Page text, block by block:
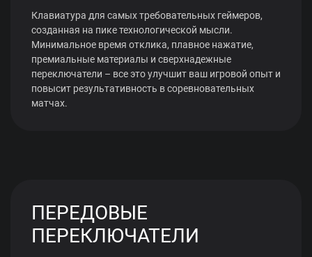
Клавиатура для самых требовательных геймеров,
созданная на пике технологической мысли.
Минимальное время отклика, плавное нажатие,
премиальные материалы и сверхнадежные
переключатели – все это улучшит ваш игровой опыт и
повысит результативность в соревновательных
матчах.
ПЕРЕДОВЫЕ
ПЕРЕКЛЮЧАТЕЛИ